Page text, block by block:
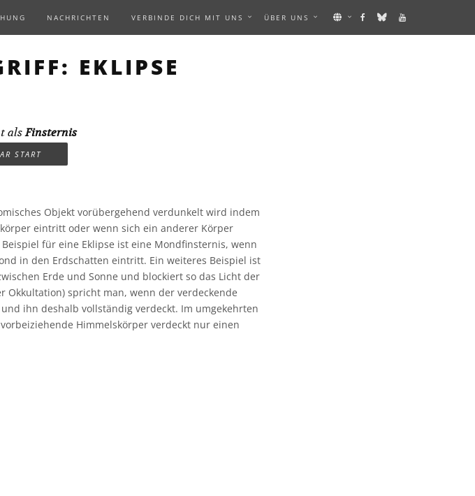
NACHRICHTEN VERBINDE DICH MIT UNS ÜBER UNS
EKLIPSE
alsFinsternis
START
Objekt vorübergehend verdunkelt wird indem
eintritt oder wenn sich ein anderer Körper
für eine Eklipse ist eine Mondfinsternis, wenn
in den Erdschatten eintritt. Ein weiteres Beispiel ist
Erde und Sonne und blockiert so das Licht der
Okkultation) spricht man, wenn der verdeckende
ihn deshalb vollständig verdeckt. Im umgekehrten
Himmelskörper verdeckt nur einen